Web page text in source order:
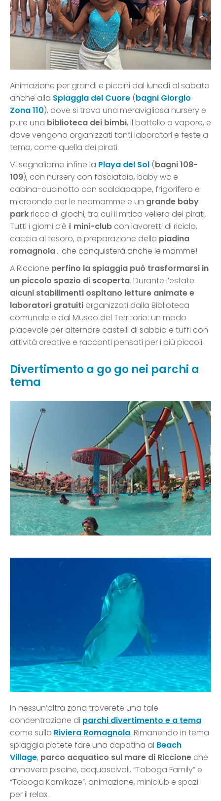
Animazione per grandi e piccini dal lunedì al sabato
anche alla Spiaggia del Cuore (bagni Giorgio
Zona 110), dove si trova una meravigliosa nursery e
pure una biblioteca dei bimbi, il battello a vapore, e
dove vengono organizzati tanti laboratori e feste a
tema, come quella dei pirati.
Vi segnaliamo infine la Playa del Sol (bagni 108-
109), con nursery con fasciatoio, baby wc e
cabina-cucinotto con scaldapappe, frigorifero e
microonde per le neomamme e un grande baby
parkricco di giochi, tra cui il mitico veliero dei pirati.
Tutti i giorni c’è il mini-club con lavoretti di riciclo,
caccia al tesoro, o preparazione della piadina
romagnola… che conquisterà anche le mamme!
A Riccione perfino la spiaggia può trasformarsi in
un piccolo spazio di scoperta. Durante l’estate
alcuni stabilimenti ospitano letture animate e
laboratori gratuiti organizzati dalla Biblioteca
comunale e dal Museo del Territorio: un modo
piacevole per alternare castelli di sabbia e tuffi con
attività creative e racconti pensati per i più piccoli.
Divertimento a go go nei parchi a
tema
In nessun’altra zona troverete una tale
concentrazione di parchi divertimento e a tema
come sulla Riviera Romagnola. Rimanendo in tema
spiaggia potete fare una capatina al Beach
Village, parco acquatico sul mare di Riccione che
annovera piscine, acquascivoli, “Toboga Family” e
“Toboga Kamikaze”, animazione, miniclub e spazi
per il relax.